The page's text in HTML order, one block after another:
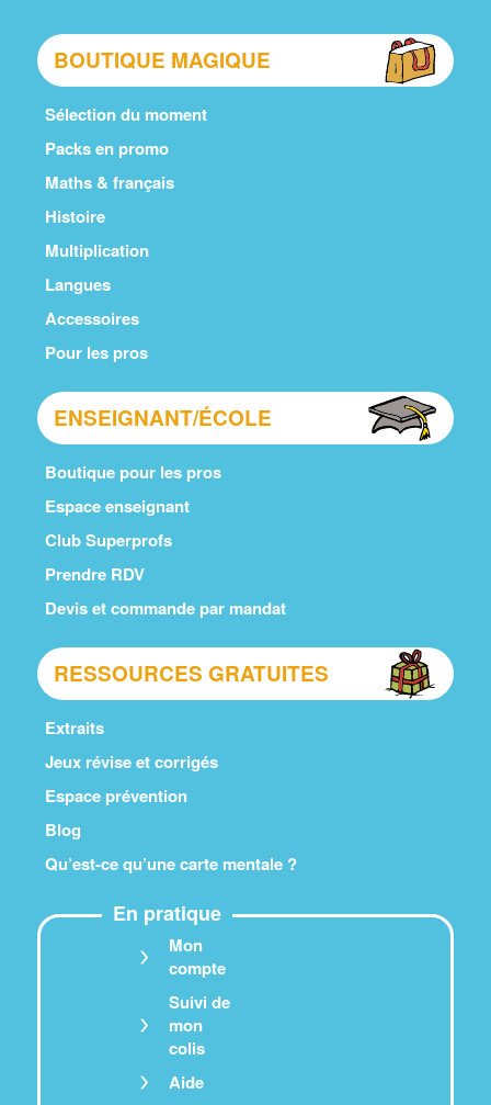
BOUTIQUE MAGIQUE
Sélection du moment
Packs en promo
Maths & français
Histoire
Multiplication
Langues
Accessoires
Pour les pros
ENSEIGNANT/ÉCOLE
Boutique pour les pros
Espace enseignant
Club Superprofs
Prendre RDV
Devis et commande par mandat
RESSOURCES GRATUITES
Extraits
Jeux révise et corrigés
Espace prévention
Blog
Qu’est-ce qu’une carte mentale ?
En pratique
Mon
compte
Suivi de
mon
colis
Aide